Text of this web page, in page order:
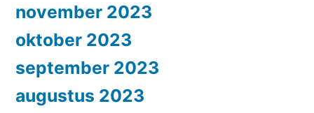
november 2023
oktober 2023
september 2023
augustus 2023